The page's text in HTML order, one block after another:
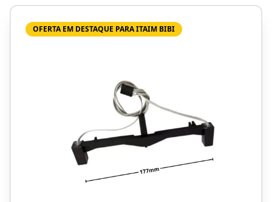
OFERTA EM DESTAQUE PARA ITAIM BIBI